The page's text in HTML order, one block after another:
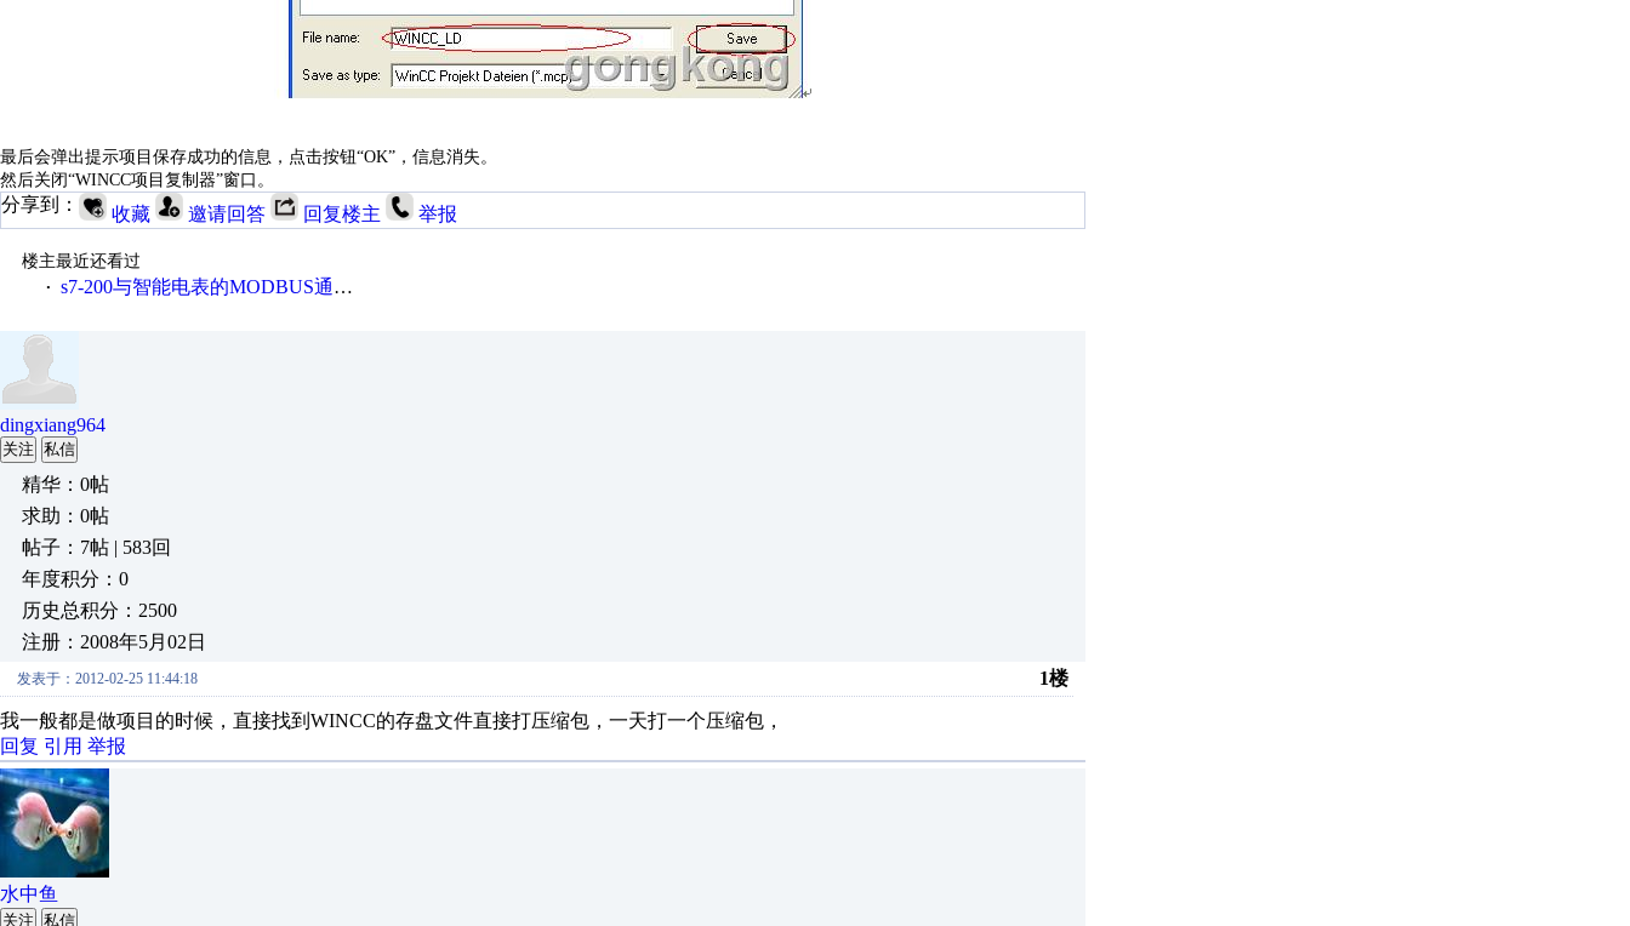
最后会弹出提示项目保存成功的信息，点击按钮“OK”，信息消失。
然后关闭“WINCC项目复制器”窗口。
分享到： 收藏 邀请回答 回复楼主 举报
楼主最近还看过
· s7-200与智能电表的MODBUS通讯验证可行
dingxiang964
关注 私信
精华：0帖
求助：0帖
帖子：7帖 | 583回
年度积分：0
历史总积分：2500
注册：2008年5月02日
发表于：2012-02-25 11:44:18 1楼
我一般都是做项目的时候，直接找到WINCC的存盘文件直接打压缩包，一天打一个压缩包，
回复 引用 举报
水中鱼
关注 私信